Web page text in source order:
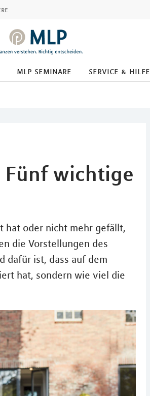
mlp seminare service & hilfe
Fünf wichtige
hat oder nicht mehr gefällt,
die Vorstellungen des
dafür ist, dass auf dem
hat, sondern wie viel die